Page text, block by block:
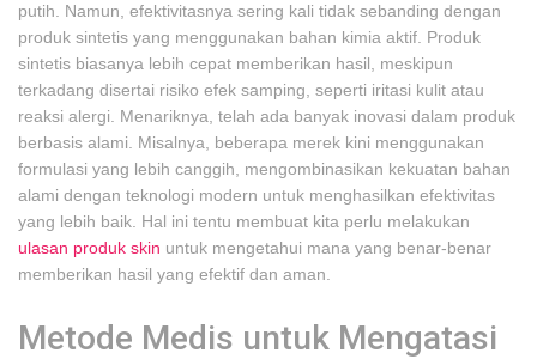
putih. Namun, efektivitasnya sering kali tidak sebanding dengan
produk sintetis yang menggunakan bahan kimia aktif. Produk
sintetis biasanya lebih cepat memberikan hasil, meskipun
terkadang disertai risiko efek samping, seperti iritasi kulit atau
reaksi alergi. Menariknya, telah ada banyak inovasi dalam produk
berbasis alami. Misalnya, beberapa merek kini menggunakan
formulasi yang lebih canggih, mengombinasikan kekuatan bahan
alami dengan teknologi modern untuk menghasilkan efektivitas
yang lebih baik. Hal ini tentu membuat kita perlu melakukan
ulasan produk skin untuk mengetahui mana yang benar-benar
memberikan hasil yang efektif dan aman.
Metode Medis untuk Mengatasi